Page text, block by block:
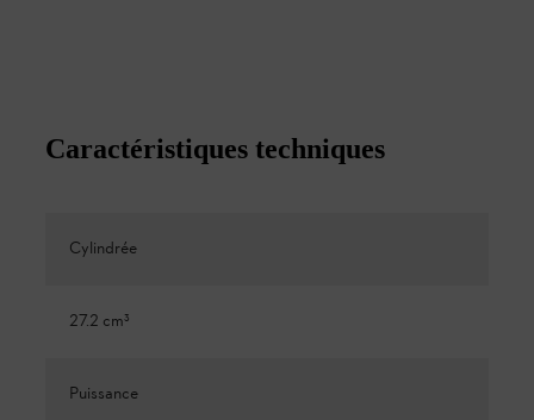
Caractéristiques techniques
Cylindrée
27.2 cm³
Puissance